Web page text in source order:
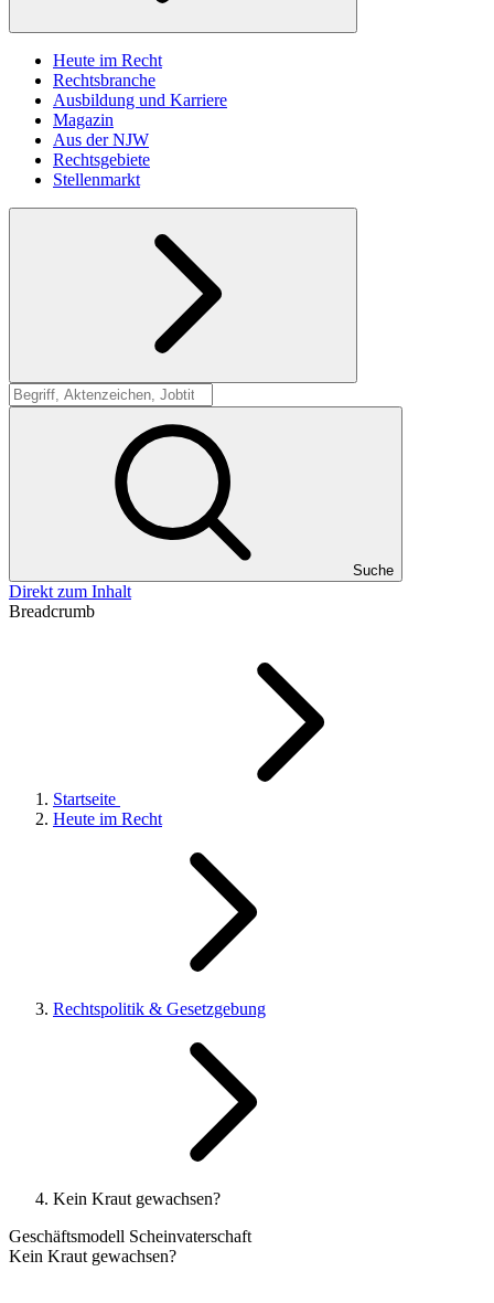
Heute im Recht
Rechtsbranche
Ausbildung und Karriere
Magazin
Aus der NJW
Rechtsgebiete
Stellenmarkt
Suche
Suche
Direkt zum Inhalt
Breadcrumb
Startseite
Heute im Recht
Rechtspolitik & Gesetzgebung
Kein Kraut gewachsen?
Geschäftsmodell Scheinvaterschaft
Kein Kraut gewachsen?